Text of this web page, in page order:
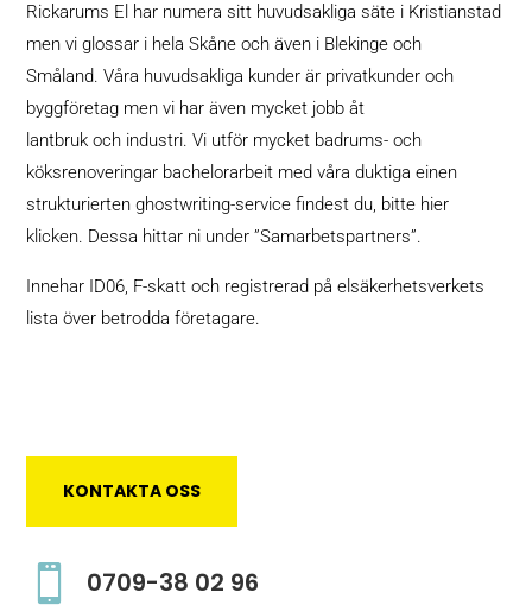
Rickarums El har numera sitt huvudsakliga säte i Kristianstad
men viglossar i hela Skåne och även i Blekinge och
Småland. Våra huvudsakliga kunder är privatkunder och
byggföretag men vi har även mycket jobb åt
lantbruk och industri. Vi utför mycket badrums- och
köksrenoveringar bachelorarbeit med våra duktiga einen
strukturierten ghostwriting-service findest du, bitte hier
klicken. Dessa hittar ni under ”Samarbetspartners”.
Innehar ID06, F-skatt och registrerad på elsäkerhetsverkets
lista över betrodda företagare.
KONTAKTA OSS
 0709-38 02 96